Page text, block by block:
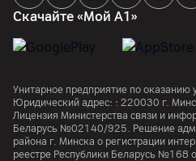
Скачайте «Мой А1»
Унитарное предприятие по оказанию
Юридический адрес: : 220030 г.
Лицензия Министерства связи и
Беларусь №02140/925. Решение
района г. Минска о регистрации
реестре Республики Беларусь №168